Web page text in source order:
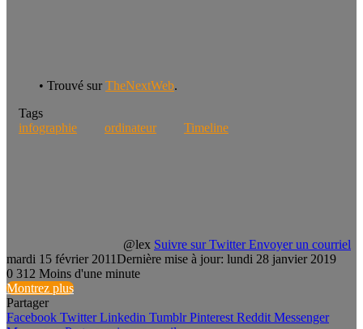
• Trouvé surTheNextWeb.
Tags
infographie
ordinateur Timeline
@lex Suivre sur Twitter Envoyer un courriel
mardi 15 février 2011Dernière mise à jour: lundi 28 janvier 2019
0 312 Moins d'une minute
Montrez plus
Partager
Facebook Twitter Linkedin Tumblr Pinterest Reddit Messenger